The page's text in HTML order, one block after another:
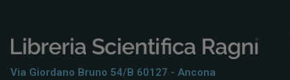
Via Giordano Bruno 54/b 60127 - Ancona